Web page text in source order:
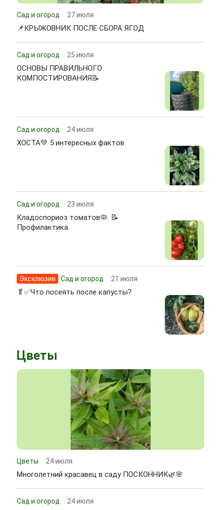
Сад и огород 27 июля
📌КРЫЖОВНИК ПОСЛЕ СБОРА ЯГОД
Сад и огород 25 июля
ОСНОВЫ ПРАВИЛЬНОГО
КОМПОСТИРОВАНИЯ📝
Сад и огород 24 июля
ХОСТА💚 5 интересных фактов
Сад и огород 23 июля
Кладоспориоз томатов🦠. 📝
Профилактика.
Эксклюзив Сад и огород 21 июля
🥬✅Что посеять после капусты?
Цветы
Цветы 24 июля
Многолетний красавец в саду ПОСКОННИК🌿🌸
Сад и огород 24 июля